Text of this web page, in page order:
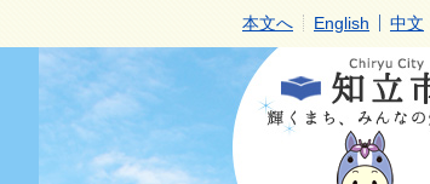
本文へ English 中文